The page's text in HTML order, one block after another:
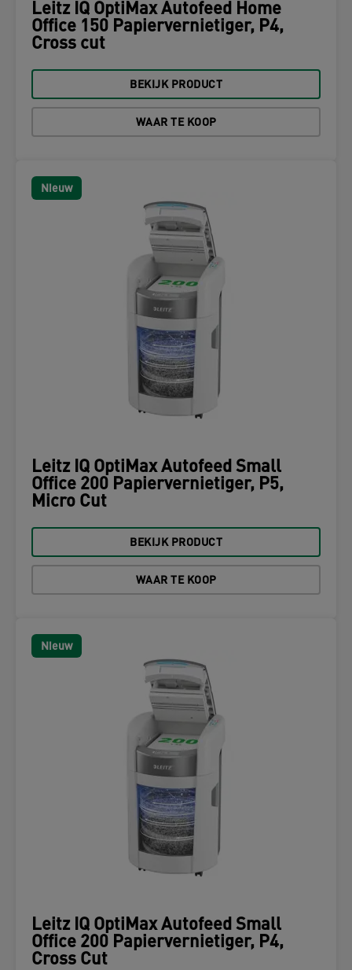
Leitz IQ OptiMax Autofeed Home
Office 150 Papiervernietiger, P4,
Cross cut
BEKIJK PRODUCT
WAAR TE KOOP
Nieuw
Leitz IQ OptiMax Autofeed Small
Office 200 Papiervernietiger, P5,
Micro Cut
BEKIJK PRODUCT
WAAR TE KOOP
Nieuw
Leitz IQ OptiMax Autofeed Small
Office 200 Papiervernietiger, P4,
Cross Cut